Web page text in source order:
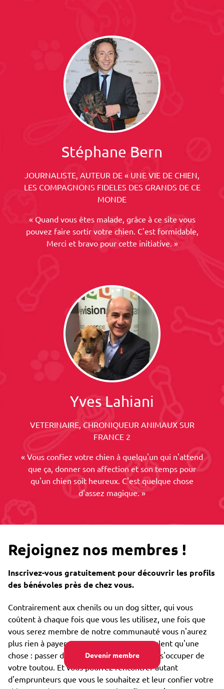
Devenir membre
Stéphane Bern
JOURNALISTE, AUTEUR DE « UNE VIE DE CHIEN,
LES COMPAGNONS FIDELES DES GRANDS DE CE
MONDE
« Quand vous êtes malade, grâce à ce site vous
pouvez faire sortir votre chien. C'est formidable,
Merci et bravo pour cette initiative. »
Yves Lahiani
VETERINAIRE, CHRONIQUEUR ANIMAUX SUR
FRANCE 2
« Vous confiez votre chien à quelqu'un qui n'attend
que ça, donner son affection et son temps pour
qu'un chien soit heureux. C'est quelque chose
d'assez magique. »
Rejoignez nos membres !
Inscrivez-vous gratuitement pour découvrir les profils
des bénévoles près de chez vous.
Contrairement aux chenils ou un dog sitter, qui vous
coûtent à chaque fois que vous les utilisez, une fois que
vous serez membre de notre communauté vous n'aurez
plus rien à payer. Nos emprunteurs ne veulent qu'une
chose : passer des moments merveilleux à s'occuper de
votre toutou. Et vous pourrez rencontrer autant
d'emprunteurs que vous le souhaitez et leur confier votre